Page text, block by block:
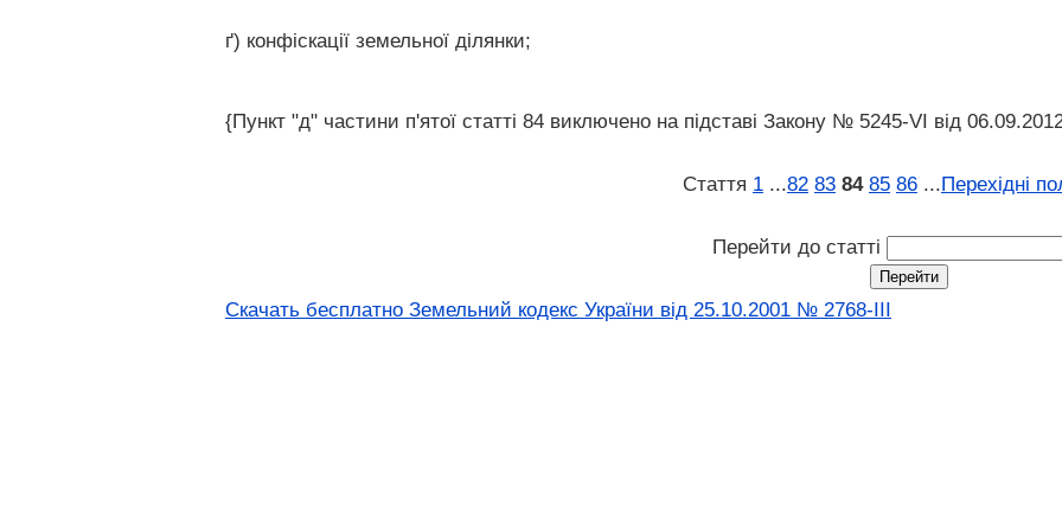
ґ) конфіскації земельної ділянки;
{Пункт "д" частини п'ятої статті 84 виключено на підставі Закону № 5245-VI від
Стаття 1 ...82 83 84 85 86 ...Перехідні
Перейти до статті
Скачать бесплатно Земельний кодекс України від 25.10.2001 № 2768-III